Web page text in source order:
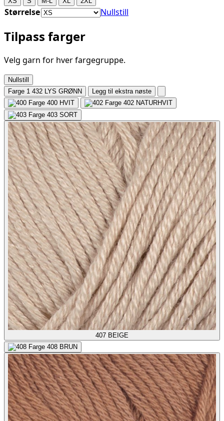
Størrelse Nullstill
Tilpass farger
Velg garn for hver fargegruppe.
Nullstill
Farge 1 432 LYS GRØNN
Legg til ekstra nøste
400 HVIT 402 NATURHVIT
403 SORT
407 BEIGE
408 BRUN